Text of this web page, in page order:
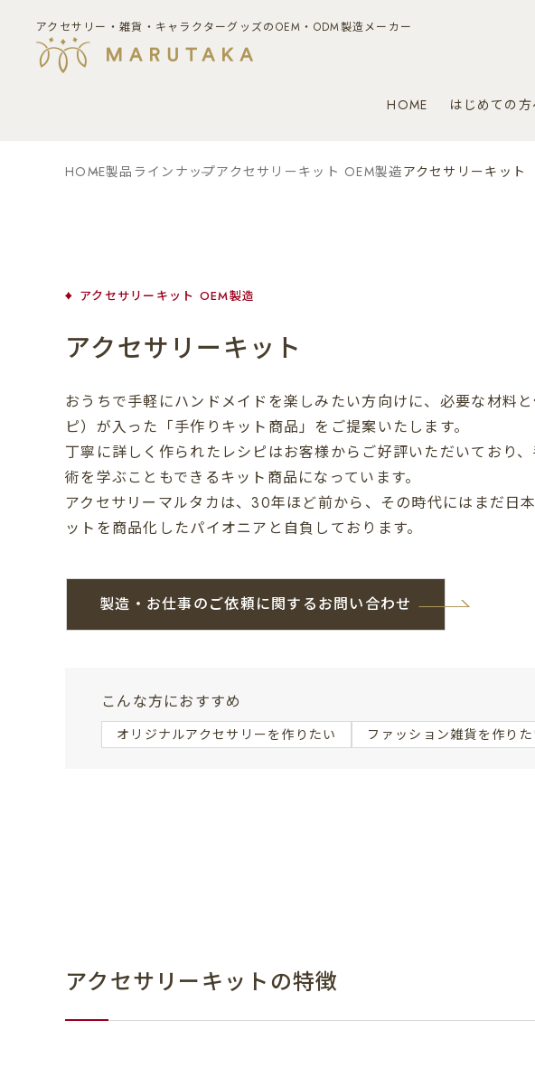
アクセサリー・雑貨・キャラクターグッズのOEM・ODM製造メーカー
HOME はじめての方
HOME製品ラインナップアクセサリーキット OEM製造アクセサリーキット
アクセサリーキット OEM製造
アクセサリーキット
おうちで手軽にハンドメイドを楽しみたい方向けに、必要な材料
ピ）が入った「手作りキット商品」をご提案いたします。
丁寧に詳しく作られたレシピはお客様からご好評いただいており
術を学ぶこともできるキット商品になっています。
アクセサリーマルタカは、30年ほど前から、その時代にはまだ日
ットを商品化したパイオニアと自負しております。
製造・お仕事のご依頼に関するお問い合わせ
こんな方におすすめ
オリジナルアクセサリーを作りたい ファッション雑貨を作りた
アクセサリーキットの特徴